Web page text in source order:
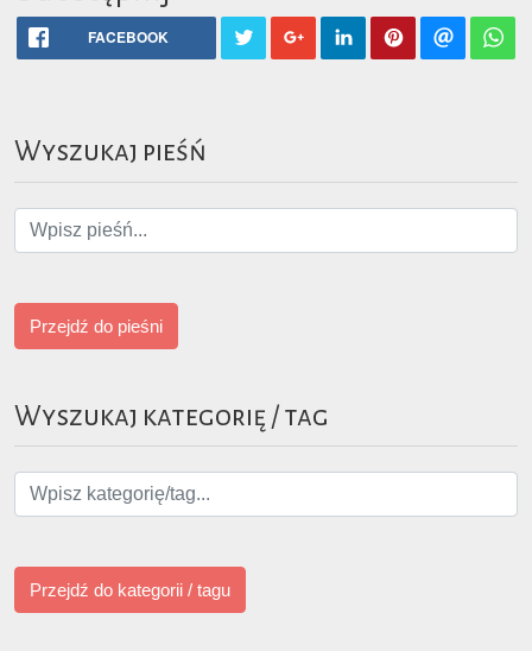
FACEBOOK
Wyszukaj pieśń
Przejdź do pieśni
Wyszukaj kategorię / tag
Przejdź do kategorii / tagu